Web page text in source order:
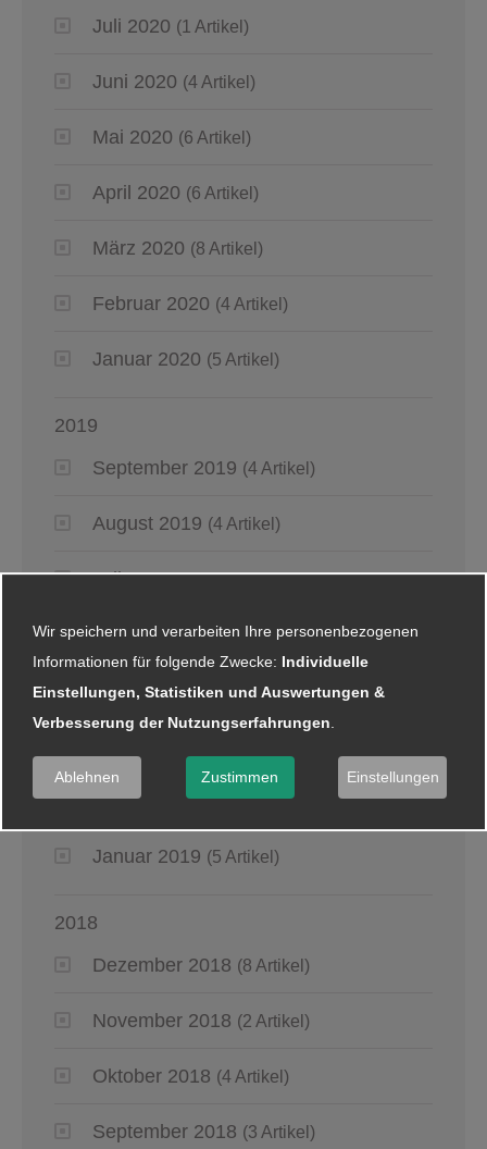
Juli 2020 (1 Artikel)
Juni 2020 (4 Artikel)
Mai 2020 (6 Artikel)
April 2020 (6 Artikel)
März 2020 (8 Artikel)
Februar 2020 (4 Artikel)
Januar 2020 (5 Artikel)
2019
September 2019 (4 Artikel)
August 2019 (4 Artikel)
Juli 2019 (4 Artikel)
Juni 2019 (6 Artikel)
Mai 2019 (2 Artikel)
März 2019 (6 Artikel)
Januar 2019 (5 Artikel)
2018
Dezember 2018 (8 Artikel)
November 2018 (2 Artikel)
Oktober 2018 (4 Artikel)
September 2018 (3 Artikel)
Wir speichern und verarbeiten Ihre personenbezogenen
Informationen für folgende Zwecke: Individuelle
Einstellungen, Statistiken und Auswertungen &
Verbesserung der Nutzungserfahrungen
Ablehnen Zustimmen Einstellungen